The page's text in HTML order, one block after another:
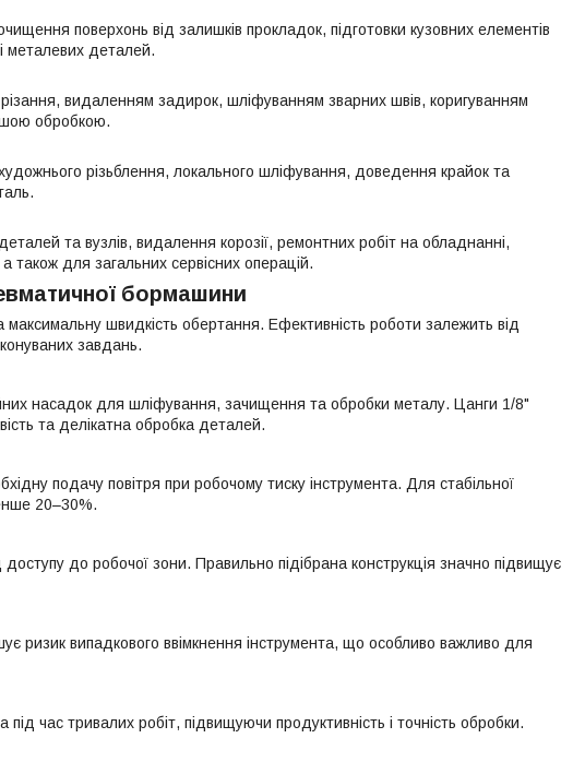
поверхонь від залишків прокладок, підготовки кузовних елементів
металевих деталей.
видаленням задирок, шліфуванням зварних швів, коригуванням
обробкою.
різьблення, локального шліфування, доведення крайок та
та вузлів, видалення корозії, ремонтних робіт на обладнанні,
також для загальних сервісних операцій.
бормашини
швидкість обертання. Ефективність роботи залежить від
завдань.
насадок для шліфування, зачищення та обробки металу. Цанги 1/8"
та делікатна обробка деталей.
подачу повітря при робочому тиску інструмента. Для стабільної
20–30%.
до робочої зони. Правильно підібрана конструкція значно підвищує
ризик випадкового ввімкнення інструмента, що особливо важливо для
час тривалих робіт, підвищуючи продуктивність і точність обробки.